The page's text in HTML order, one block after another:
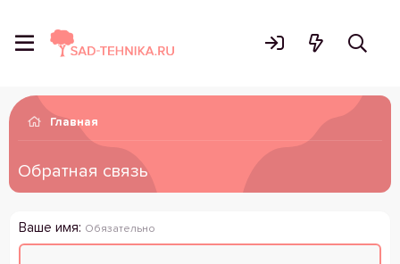
Главная
Обратная связь
Ваше имя Обязательно